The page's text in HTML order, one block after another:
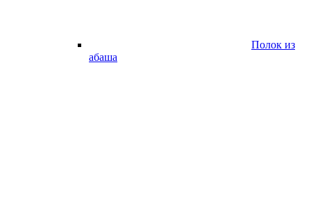
Полок из
абаша